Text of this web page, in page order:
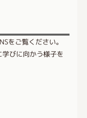
をご覧ください。
びに向かう様子を